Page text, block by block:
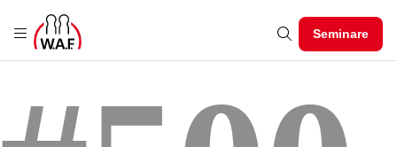
Seminare